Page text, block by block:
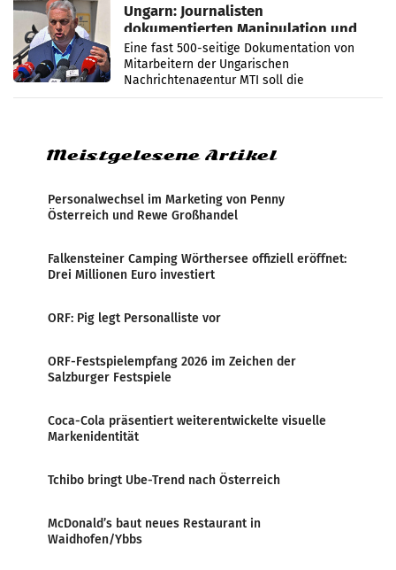
Ungarn: Journalisten
dokumentierten Manipulation und
Zensur
Eine fast 500-seitige Dokumentation von
Mitarbeitern der Ungarischen
Nachrichtenagentur MTI soll die
systematische Nachrichten-Manipulation und
Meistgelesene Artikel
Personalwechsel im Marketing von Penny
Österreich und Rewe Großhandel
Falkensteiner Camping Wörthersee offiziell eröffnet:
Drei Millionen Euro investiert
ORF: Pig legt Personalliste vor
ORF-Festspielempfang 2026 im Zeichen der
Salzburger Festspiele
Coca-Cola präsentiert weiterentwickelte visuelle
Markenidentität
Tchibo bringt Ube-Trend nach Österreich
McDonald’s baut neues Restaurant in
Waidhofen/Ybbs